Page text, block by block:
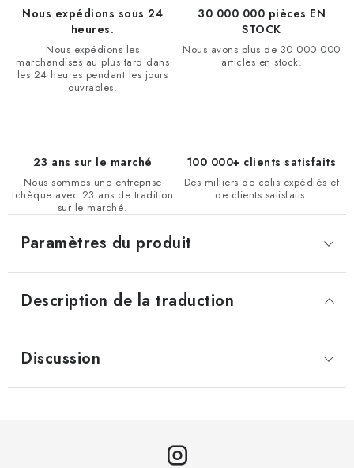
Nous expédions sous 24
heures.
Nous expédions les
marchandises au plus tard dans
les 24 heures pendant les jours
ouvrables.
30 000 000 pièces EN
STOCK
Nous avons plus de 30 000 000
articles en stock.
23 ans sur le marché
Nous sommes une entreprise
tchèque avec 23 ans de tradition
sur le marché.
100 000+ clients satisfaits
Des milliers de colis expédiés et
de clients satisfaits.
Description de la traduction
Paramètres du produit
Discussion